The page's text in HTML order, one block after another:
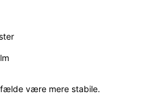
være mere stabile.